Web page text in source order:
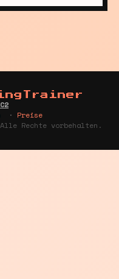
C2
· Preise
Rechte vorbehalten.